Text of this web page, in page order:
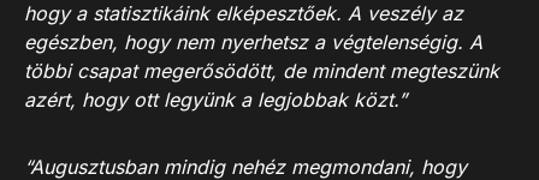
hogy a statisztikáink elképesztőek. A veszély az
egészben, hogy nem nyerhetsz a végtelenségig. A
többi csapat megerősödött, de mindent megteszünk
azért, hogy ott legyünk a legjobbak közt.”
“Augusztusban mindig nehéz megmondani, hogy